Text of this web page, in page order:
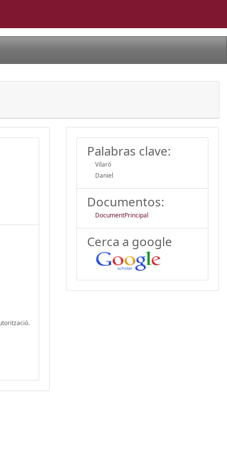
Palabras clave:
Vilaró
Daniel
Documentos:
DocumentPrincipal
Cerca a google